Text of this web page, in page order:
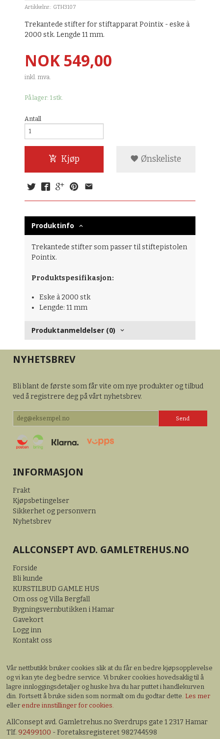
Artikkelnr.: GTH3107
Trekantede stifter for stiftapparat Pointix - eske à
2000 stk. Lengde 11 mm.
Pris
NOK 549,00
inkl. mva.
På lager: 1 stk.
Antall
Kjøp Ønskeliste
Produktinfo
Trekantede stifter som passer til stiftepistolen
Pointix.
Produktspesifikasjon:
Eske à 2000 stk
Lengde: 11 mm
Produktanmeldelser (0)
NYHETSBREV
Bli blant de første som får vite om nye produkter og tilbud
ved å registrere deg på vårt nyhetsbrev.
INFORMASJON
Frakt
Kjøpsbetingelser
Sikkerhet og personvern
Nyhetsbrev
ALLCONSEPT AVD. GAMLETREHUS.NO
Forside
Bli kunde
KURSTILBUD GAMLE HUS
Om oss og Villa Bergfall
Bygningsvernbutikken i Hamar
Gavekort
Logg inn
Kontakt oss
Vår nettbutikk bruker cookies slik at du får en bedre kjøpsopplevelse
og vi kan yte deg bedre service. Vi bruker cookies hovedsaklig til å
lagre innloggingsdetaljer og huske hva du har puttet i handlekurven
din. Fortsett å bruke siden som normalt om du godtar dette.Les mer
eller endre innstillinger for cookies.
AllConsept avd. Gamletrehus.no Sverdrups gate 1 2317 Hamar
Tlf. 92499100 - Foretaksregisteret 982744598